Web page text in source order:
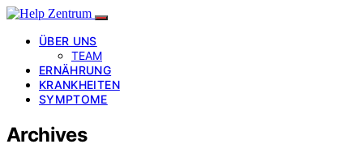
ÜBER UNS
TEAM
ERNÄHRUNG
KRANKHEITEN
SYMPTOME
Archives